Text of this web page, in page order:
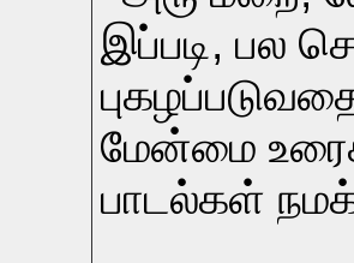
இப்படி, பல
மேன்மை
பாடல்கள்